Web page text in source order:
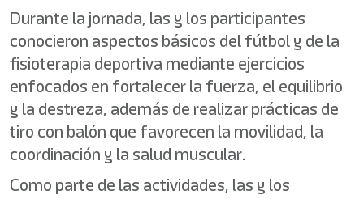
Durante la jornada, las y los participantes
conocieron aspectos básicos del fútbol y de la
fisioterapia deportiva mediante ejercicios
enfocados en fortalecer la fuerza, el equilibrio
y la destreza, además de realizar prácticas de
tiro con balón que favorecen la movilidad, la
coordinación y la salud muscular.
Como parte de las actividades, las y los